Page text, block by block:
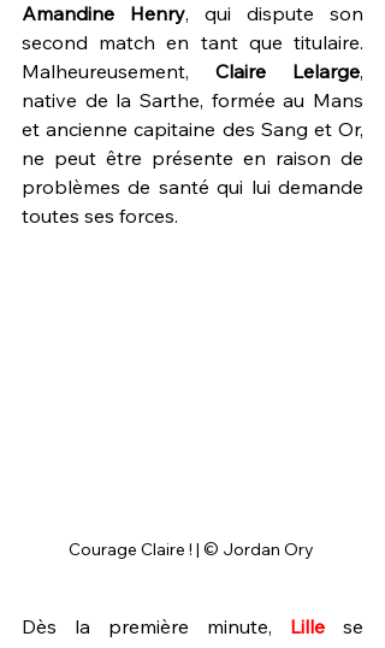
Amandine Henry, qui dispute son
second match en tant que titulaire.
Malheureusement, Claire Lelarge,
native de la Sarthe, formée au Mans
et ancienne capitaine des Sang et Or,
ne peut être présente en raison de
problèmes de santé qui lui demande
toutes ses forces.
Courage Claire ! | © Jordan Ory
Dès la première minute, Lille se